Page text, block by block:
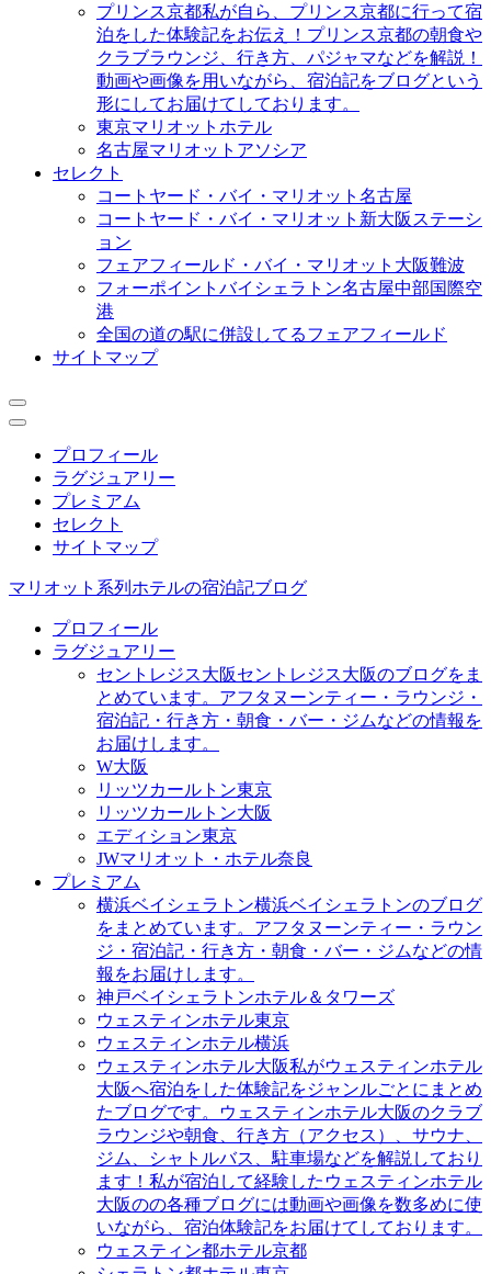
プリンス京都私が自ら、プリンス京都に行って宿
泊をした体験記をお伝え！プリンス京都の朝食や
クラブラウンジ、行き方、パジャマなどを解説！
動画や画像を用いながら、宿泊記をブログという
形にしてお届けてしております。
東京マリオットホテル
名古屋マリオットアソシア
セレクト
コートヤード・バイ・マリオット名古屋
コートヤード・バイ・マリオット新大阪ステーシ
ョン
フェアフィールド・バイ・マリオット大阪難波
フォーポイントバイシェラトン名古屋中部国際空
港
全国の道の駅に併設してるフェアフィールド
サイトマップ
プロフィール
ラグジュアリー
プレミアム
セレクト
サイトマップ
マリオット系列ホテルの宿泊記ブログ
プロフィール
ラグジュアリー
セントレジス大阪セントレジス大阪のブログをま
とめています。アフタヌーンティー・ラウンジ・
宿泊記・行き方・朝食・バー・ジムなどの情報を
お届けします。
W大阪
リッツカールトン東京
リッツカールトン大阪
エディション東京
JWマリオット・ホテル奈良
プレミアム
横浜ベイシェラトン横浜ベイシェラトンのブログ
をまとめています。アフタヌーンティー・ラウン
ジ・宿泊記・行き方・朝食・バー・ジムなどの情
報をお届けします。
神戸ベイシェラトンホテル＆タワーズ
ウェスティンホテル東京
ウェスティンホテル横浜
ウェスティンホテル大阪私がウェスティンホテル
大阪へ宿泊をした体験記をジャンルごとにまとめ
たブログです。ウェスティンホテル大阪のクラブ
ラウンジや朝食、行き方（アクセス）、サウナ、
ジム、シャトルバス、駐車場などを解説しており
ます！私が宿泊して経験したウェスティンホテル
大阪のの各種ブログには動画や画像を数多めに使
いながら、宿泊体験記をお届けてしております。
ウェスティン都ホテル京都